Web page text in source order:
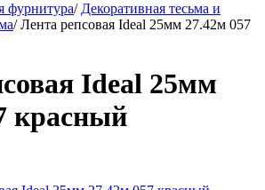
фурнитура/ Декоративная тесьма и
/ Лента репсовая Ideal 25мм 27.42м 057
Ideal 25мм
красный